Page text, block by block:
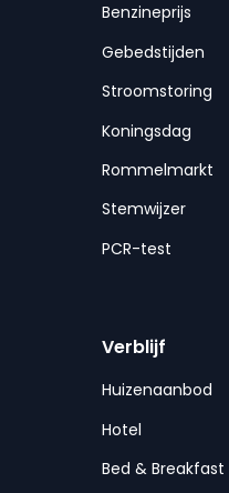
Benzineprijs
Gebedstijden
Stroomstoring
Koningsdag
Rommelmarkt
Stemwijzer
PCR-test
Verblijf
Huizenaanbod
Hotel
Bed & Breakfast